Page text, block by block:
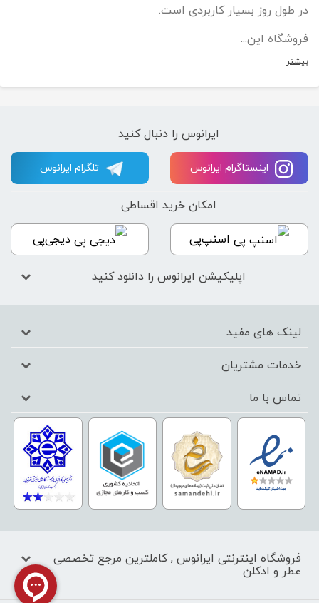
در طول روز بسیار کاربردی است.
فروشگاه این...
بیشتر
ایرانوس را دنبال کنید
تلگرام ایرانوس اینستاگرام ایرانوس
امکان خرید اقساطی
اسنپ‌پی دیجی‌پی
اپلیکیشن ایرانوس را دانلود کنید
لینک های مفید
خدمات مشتریان
تماس با ما
فروشگاه اینترنتی ایرانوس , کاملترین مرجع تخصصی
عطر و ادکلن